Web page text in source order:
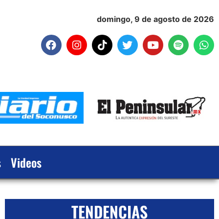
domingo, 9 de agosto de 2026
Videos
TENDENCIAS